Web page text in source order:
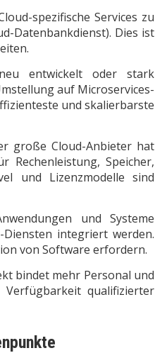
spezifische Services zu
Datenbankdienst). Dies ist
entwickelt oder stark
auf Microservices-
und skalierbarste
große Cloud-Anbieter hat
Rechenleistung, Speicher,
und Lizenzmodelle sind
und Systeme
integriert werden.
von Software erfordern.
bindet mehr Personal und
qualifizierter